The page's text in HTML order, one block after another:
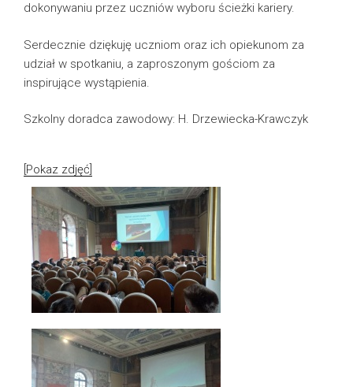
dokonywaniu przez uczniów wyboru ścieżki kariery.
Serdecznie dziękuję uczniom oraz ich opiekunom za
udział w spotkaniu, a zaproszonym gościom za
inspirujące wystąpienia.
Szkolny doradca zawodowy: H. Drzewiecka-Krawczyk
[Pokaz zdjęć]